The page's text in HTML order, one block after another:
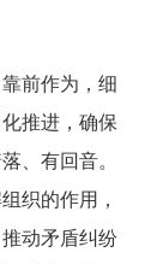
前作为，细
推进，确保
、有回音。
织的作用，
动矛盾纠纷